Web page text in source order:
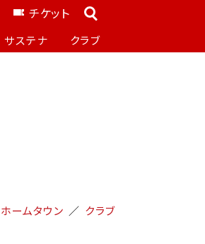
チケット
サステナ クラブ
ホームタウン クラブ